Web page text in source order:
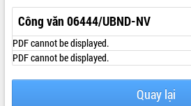
TIN TỨC SỰ KIỆN
SỞ, BAN, NGÀNH
UBND CÁC XÃ, PHƯỜNG
Công văn 06444/UBND-NV
PDF cannot be displayed.
PDF cannot be displayed.
Quay lại